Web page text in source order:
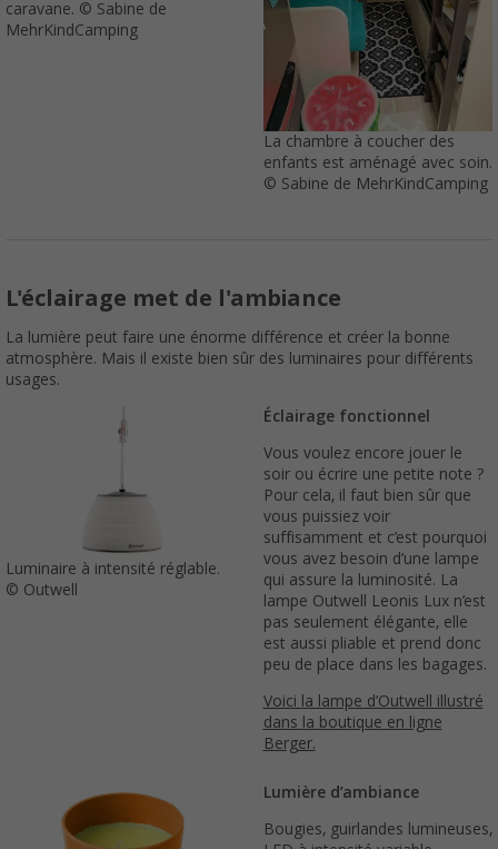
caravane. © Sabine de
MehrKindCamping
La chambre à coucher des
enfants est aménagé avec soin.
© Sabine de MehrKindCamping
L'éclairage met de l'ambiance
La lumière peut faire une énorme différence et créer la bonne
atmosphère. Mais il existe bien sûr des luminaires pour différents
usages.
Luminaire à intensité réglable.
© Outwell
Éclairage fonctionnel
Vous voulez encore jouer le
soir ou écrire une petite note ?
Pour cela, il faut bien sûr que
vous puissiez voir
suffisamment et c’est pourquoi
vous avez besoin d’une lampe
qui assure la luminosité. La
lampe Outwell Leonis Lux n’est
pas seulement élégante, elle
est aussi pliable et prend donc
peu de place dans les bagages.
Voici la lampe d’Outwell illustré
dans la boutique en ligne
Berger.
Lumière d’ambiance
Bougies, guirlandes lumineuses,